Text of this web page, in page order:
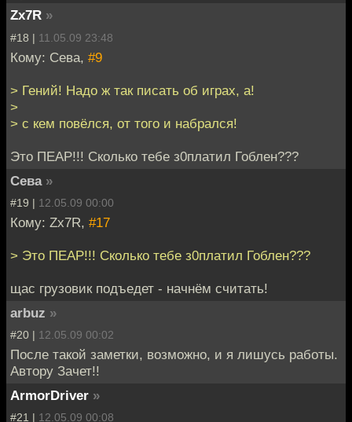
Zx7R »
#18 | 11.05.09 23:48
Кому: Сева, #9
> Гений! Надо ж так писать об играх, а!
>
> с кем повёлся, от того и набрался!
Это ПЕАР!!! Сколько тебе з0платил Гоблен???
Сева »
#19 | 12.05.09 00:00
Кому: Zx7R, #17
> Это ПЕАР!!! Сколько тебе з0платил Гоблен???
щас грузовик подъедет - начнём считать!
arbuz »
#20 | 12.05.09 00:02
После такой заметки, возможно, и я лишусь работы.
Автору Зачет!!
ArmorDriver »
#21 | 12.05.09 00:08